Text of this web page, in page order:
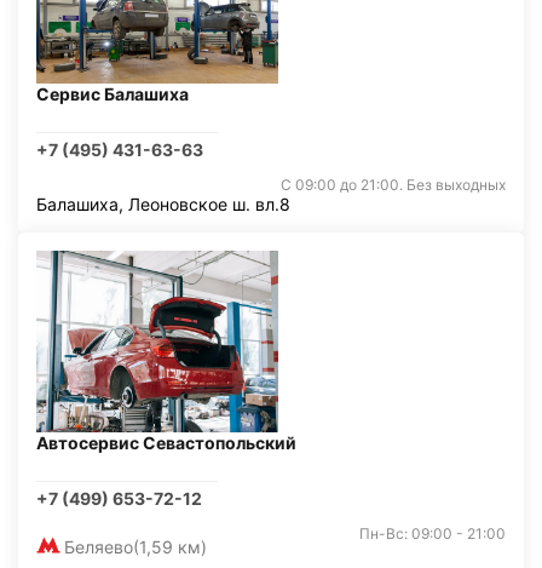
Сервис Балашиха
+7 (495) 431-63-63
С 09:00 до 21:00. Без выходных
Балашиха, Леоновское ш. вл.8
Автосервис Севастопольский
+7 (499) 653-72-12
Беляево(1,59 км)
Пн-Вс: 09:00 - 21:00